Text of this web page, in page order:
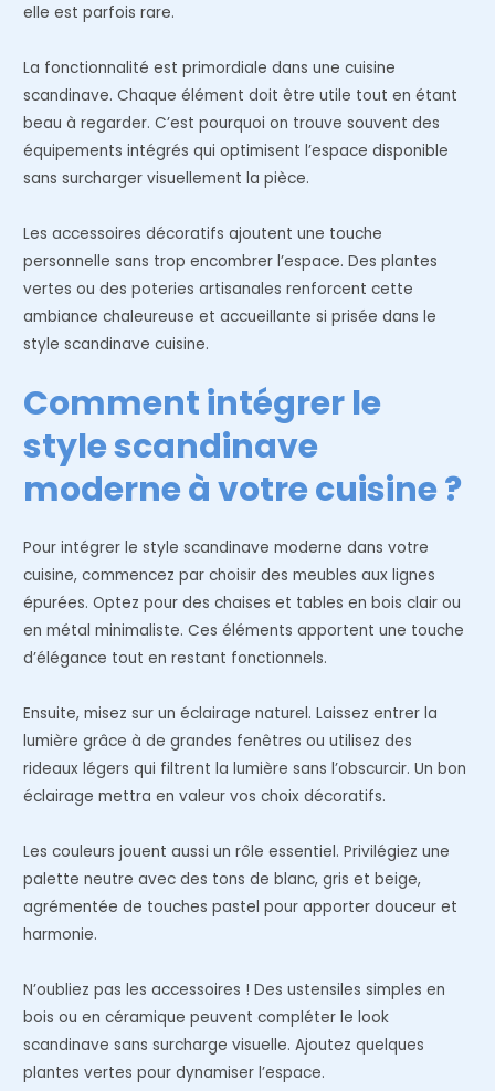
elle est parfois rare.
La fonctionnalité est primordiale dans une cuisine
scandinave. Chaque élément doit être utile tout en étant
beau à regarder. C’est pourquoi on trouve souvent des
équipements intégrés qui optimisent l’espace disponible
sans surcharger visuellement la pièce.
Les accessoires décoratifs ajoutent une touche
personnelle sans trop encombrer l’espace. Des plantes
vertes ou des poteries artisanales renforcent cette
ambiance chaleureuse et accueillante si prisée dans le
style scandinave cuisine.
Comment intégrer le
style scandinave
moderne à votre cuisine ?
Pour intégrer le style scandinave moderne dans votre
cuisine, commencez par choisir des meubles aux lignes
épurées. Optez pour des chaises et tables en bois clair ou
en métal minimaliste. Ces éléments apportent une touche
d’élégance tout en restant fonctionnels.
Ensuite, misez sur un éclairage naturel. Laissez entrer la
lumière grâce à de grandes fenêtres ou utilisez des
rideaux légers qui filtrent la lumière sans l’obscurcir. Un bon
éclairage mettra en valeur vos choix décoratifs.
Les couleurs jouent aussi un rôle essentiel. Privilégiez une
palette neutre avec des tons de blanc, gris et beige,
agrémentée de touches pastel pour apporter douceur et
harmonie.
N’oubliez pas les accessoires ! Des ustensiles simples en
bois ou en céramique peuvent compléter le look
scandinave sans surcharge visuelle. Ajoutez quelques
plantes vertes pour dynamiser l’espace.